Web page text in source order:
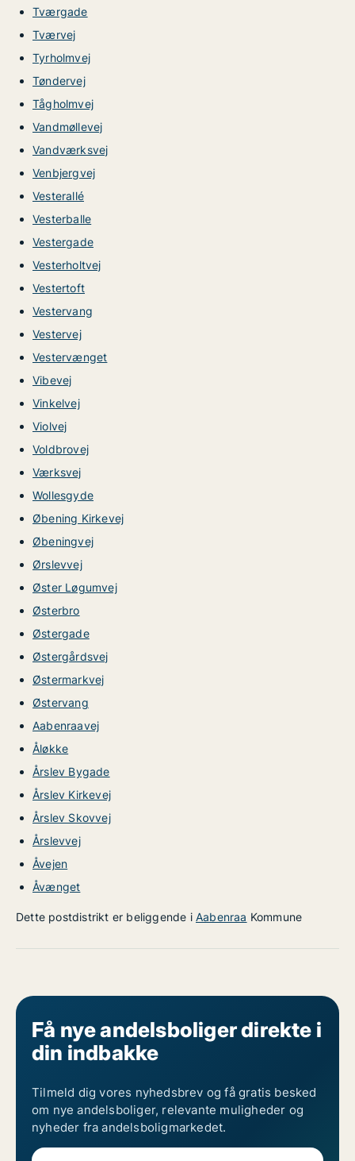
Tværgade
Tværvej
Tyrholmvej
Tøndervej
Tågholmvej
Vandmøllevej
Vandværksvej
Venbjergvej
Vesterallé
Vesterballe
Vestergade
Vesterholtvej
Vestertoft
Vestervang
Vestervej
Vestervænget
Vibevej
Vinkelvej
Violvej
Voldbrovej
Værksvej
Wollesgyde
Øbening Kirkevej
Øbeningvej
Ørslevvej
Øster Løgumvej
Østerbro
Østergade
Østergårdsvej
Østermarkvej
Østervang
Aabenraavej
Åløkke
Årslev Bygade
Årslev Kirkevej
Årslev Skovvej
Årslevvej
Åvejen
Åvænget
Dette postdistrikt er beliggende i Aabenraa Kommune
Få nye andelsboliger direkte i
din indbakke
Tilmeld dig vores nyhedsbrev og få gratis besked
om nye andelsboliger, relevante muligheder og
nyheder fra andelsboligmarkedet.